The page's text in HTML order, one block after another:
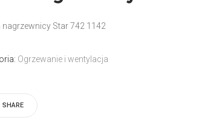
nagrzewnicy Star 742 1142
Ogrzewanie i wentylacja
SHARE